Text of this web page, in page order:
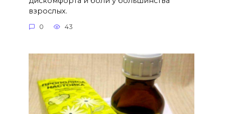
взрослых.
0 43